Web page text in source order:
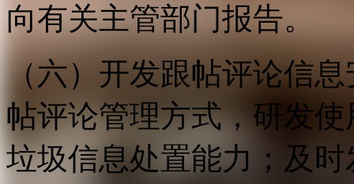
向有关主管部门报告。
（六）开发跟帖评论信
帖评论管理方式，研发
垃圾信息处置能力；及